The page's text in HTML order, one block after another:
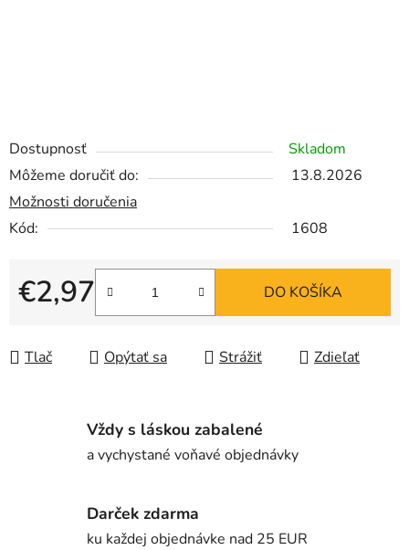
Dostupnosť
Skladom
Môžeme doručiť do:
13.8.2026
Možnosti doručenia
Kód:
1608
€2,97
Jednotková cena:
DO KOŠÍKA
Tlač Opýtať sa Strážiť Zdieľať
Vždy s láskou zabalené
a vychystané voňavé objednávky
Darček zdarma
ku každej objednávke nad 25 EUR